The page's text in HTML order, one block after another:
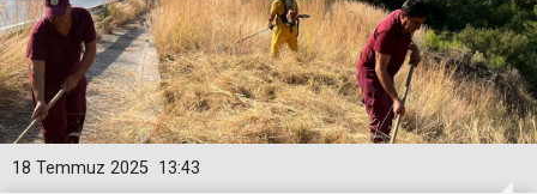
13:43
18 Temmuz 2025